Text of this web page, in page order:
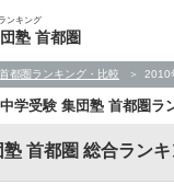
ンキング
塾 首都圏
都圏ランキング・比較 2010
中学受験 集団塾 首都圏ラ
首都圏 総合ラン